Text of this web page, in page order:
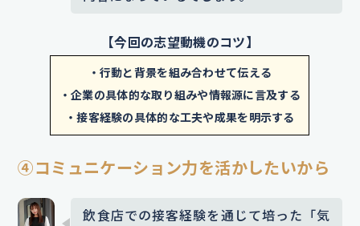
貢献したいと考えています。
接客」など表現が漠然としていたため、行動ベー
スでの目標（状況に応じた先回りの対応や案内）
きるようにしました。成長意欲や適性がより伝わ
るように工夫しています。
のか不明確でした。添削後は、具体的な接客の行
動内容とその反応に焦点を当てることで、読んだ
人が状況をイメージしやすくなり、実体験として
特に印象に残っているのは、常連の
し、さりげなくメニューを調整した
【今回の志望動機のコツ】
・行動と背景を組み合わせて伝える
・企業の具体的な取り組みや情報源に言及する
・接客経験の具体的な工夫や成果を明示する
④コミュニケーション力を活かしたいから
飲食店での接客経験を通じて培った「気